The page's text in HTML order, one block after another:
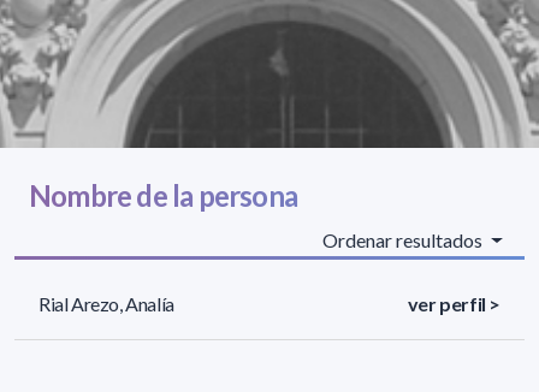
Nombre de la persona
Ordenar resultados
Rial Arezo, Analía ver perfil >